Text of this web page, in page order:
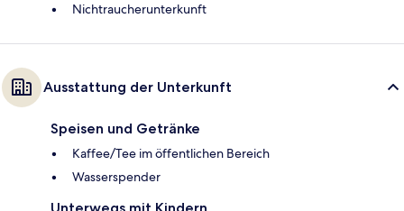
Nichtraucherunterkunft
Ausstattung der Unterkunft
Speisen und Getränke
Kaffee/Tee im öffentlichen Bereich
Wasserspender